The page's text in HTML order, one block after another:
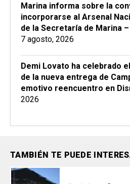
Marina informa sobre la
incorporarse al Arsenal
de la Secretaría de Marina
7 agosto, 2026
Demi Lovato ha celebrado
de la nueva entrega de
emotivo reencuentro en
2026
TAMBIÉN TE PUEDE